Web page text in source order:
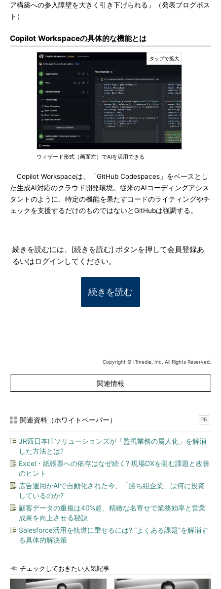
ア構築への参入障壁を大きく引き下げられる」（発表ブログポス
ト）
Copilot Workspaceの具体的な機能とは
ウィザード形式（画面左）でAIを活用できる
Copilot Workspaceは、「GitHub Codespaces」をベースとし
た生成AI対応のクラウド開発環境。従来のAIコーディングアシス
タントのように、特定の機能を果たすコードのライティングやチ
ェックを支援するだけのものではないとGitHubは強調する。
続きを読むには、[続きを読む] ボタンを押して会員登録あ
るいはログインしてください。
続きを読む
Copyright © ITmedia, Inc. All Rights Reserved.
関連情報
関連資料（ホワイトペーパー） PR
JR西日本ITソリューションズが「監視業務の属人化」を解消
した方法とは?
Excel・紙帳票への依存はなぜ続く? 現場DXを阻む課題と改善
のヒント
広告運用がAIで自動化された今、「勝ち組企業」は何に投資
しているのか?
顧客データの重複は40%超、精緻な名寄せで業務効率と営業
成果を向上させる秘訣
Salesforce活用を軌道に乗せるには? “よくある課題”を解消す
る具体的解決策
チェックしておきたい人気記事